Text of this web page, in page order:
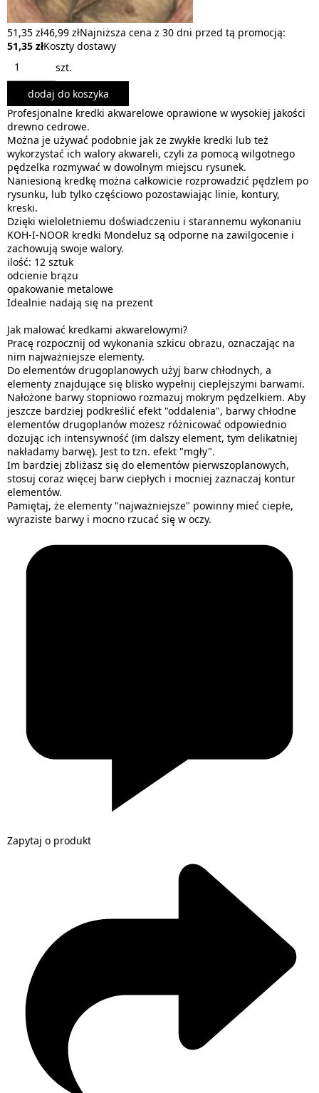
51,35 zł46,99 złNajniższa cena z 30 dni przed tą promocją:
51,35 złKoszty dostawy
szt.
dodaj do koszyka
Profesjonalne kredki akwarelowe oprawione w wysokiej jakości
drewno cedrowe.
Można je używać podobnie jak ze zwykłe kredki lub też
wykorzystać ich walory akwareli, czyli za pomocą wilgotnego
pędzelka rozmywać w dowolnym miejscu rysunek.
Naniesioną kredkę można całkowicie rozprowadzić pędzlem po
rysunku, lub tylko częściowo pozostawiając linie, kontury,
kreski.
Dzięki wieloletniemu doświadczeniu i starannemu wykonaniu
KOH-I-NOOR kredki Mondeluz są odporne na zawilgocenie i
zachowują swoje walory.
ilość: 12 sztuk
odcienie brązu
opakowanie metalowe
Idealnie nadają się na prezent
Jak malować kredkami akwarelowymi?
Pracę rozpocznij od wykonania szkicu obrazu, oznaczając na
nim najważniejsze elementy.
Do elementów drugoplanowych użyj barw chłodnych, a
elementy znajdujące się blisko wypełnij cieplejszymi barwami.
Nałożone barwy stopniowo rozmazuj mokrym pędzelkiem. Aby
jeszcze bardziej podkreślić efekt "oddalenia", barwy chłodne
elementów drugoplanów możesz różnicować odpowiednio
dozując ich intensywność (im dalszy element, tym delikatniej
nakładamy barwę). Jest to tzn. efekt "mgły".
Im bardziej zbliżasz się do elementów pierwszoplanowych,
stosuj coraz więcej barw ciepłych i mocniej zaznaczaj kontur
elementów.
Pamiętaj, że elementy "najważniejsze" powinny mieć ciepłe,
wyraziste barwy i mocno rzucać się w oczy.
Zapytaj o produkt